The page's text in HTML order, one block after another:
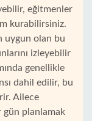
eğitmenler
kurabilirsiniz.
uygun olan bu
izleyebilir
genellikle
dahil edilir, bu
Ailece
gün planlamak